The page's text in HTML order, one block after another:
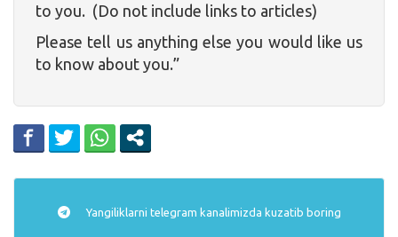
to you. (Do not include links to articles)
Please tell us anything else you would like us
to know about you.”
Yangiliklarni telegram kanalimizda kuzatib boring